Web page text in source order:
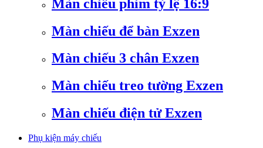
Màn chiếu phim tỷ lệ 16:9
Màn chiếu để bàn Exzen
Màn chiếu 3 chân Exzen
Màn chiếu treo tường Exzen
Màn chiếu điện tử Exzen
Phụ kiện máy chiếu